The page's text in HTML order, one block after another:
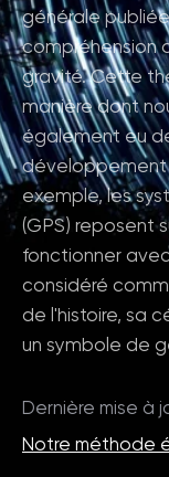
générale publiée
compréhension
gravité. Cette
manière dont
également eu
développement
exemple, les
(GPS) reposent
fonctionner
considéré
de l'histoire, sa
un symbole de
Dernière mise à
Notre méthode